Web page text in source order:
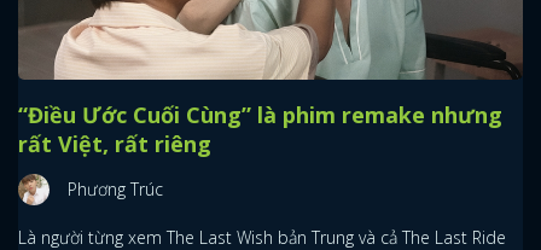
“Điều Ước Cuối Cùng” là phim remake nhưng
rất Việt, rất riêng
Phương Trúc
Là người từng xem The Last Wish bản Trung và cả The Last Ride